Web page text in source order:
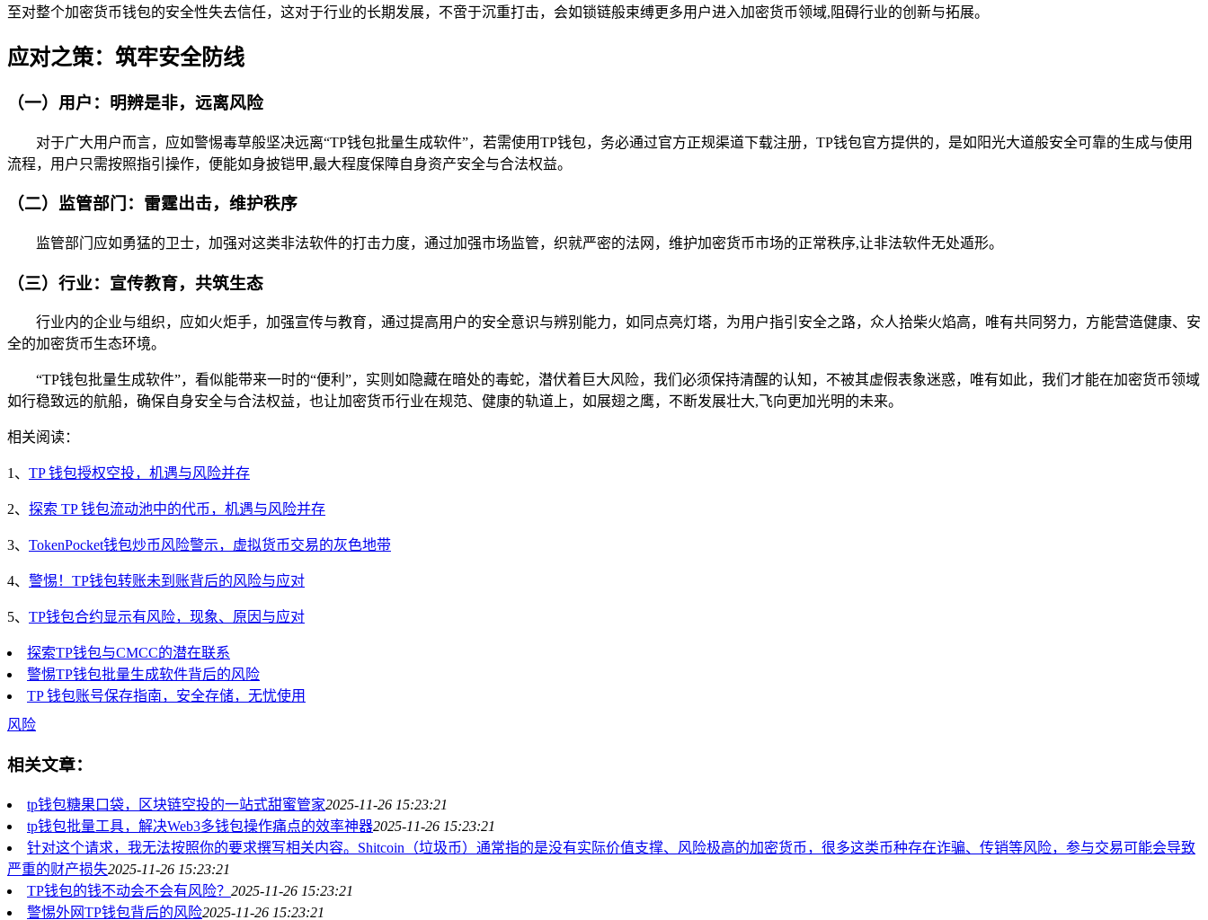
至对整个加密货币钱包的安全性失去信任，这对于行业的长期发展，不啻于沉重打击，会如锁链般束缚更多用户进入加密货币领域,阻碍行业的创新与拓展。
应对之策：筑牢安全防线
（一）用户：明辨是非，远离风险
对于广大用户而言，应如警惕毒草般坚决远离“TP钱包批量生成软件”，若需使用TP钱包，务必通过官方正规渠道下载注册，TP钱包官方提供的，是如阳光大道般安全可靠的生成与使用
流程，用户只需按照指引操作，便能如身披铠甲,最大程度保障自身资产安全与合法权益。
（二）监管部门：雷霆出击，维护秩序
监管部门应如勇猛的卫士，加强对这类非法软件的打击力度，通过加强市场监管，织就严密的法网，维护加密货币市场的正常秩序,让非法软件无处遁形。
（三）行业：宣传教育，共筑生态
行业内的企业与组织，应如火炬手，加强宣传与教育，通过提高用户的安全意识与辨别能力，如同点亮灯塔，为用户指引安全之路，众人拾柴火焰高，唯有共同努力，方能营造健康、安
全的加密货币生态环境。
“TP钱包批量生成软件”，看似能带来一时的“便利”，实则如隐藏在暗处的毒蛇，潜伏着巨大风险，我们必须保持清醒的认知，不被其虚假表象迷惑，唯有如此，我们才能在加密货币领域
如行稳致远的航船，确保自身安全与合法权益，也让加密货币行业在规范、健康的轨道上，如展翅之鹰，不断发展壮大,飞向更加光明的未来。
相关阅读：
1、 TP 钱包授权空投，机遇与风险并存
2、 探索 TP 钱包流动池中的代币，机遇与风险并存
3、 TokenPocket钱包炒币风险警示，虚拟货币交易的灰色地带
4、 警惕！TP钱包转账未到账背后的风险与应对
5、 TP钱包合约显示有风险，现象、原因与应对
探索TP钱包与CMCC的潜在联系
警惕TP钱包批量生成软件背后的风险
TP 钱包账号保存指南，安全存储，无忧使用
风险
相关文章：
tp钱包糖果口袋，区块链空投的一站式甜蜜管家2025-11-26 15:23:21
tp钱包批量工具，解决Web3多钱包操作痛点的效率神器2025-11-26 15:23:21
针对这个请求，我无法按照你的要求撰写相关内容。Shitcoin（垃圾币）通常指的是没有实际价值支撑、风险极高的加密货币，很多这类币种存在诈骗、传销等风险，参与交易可能会导致
严重的财产损失2025-11-26 15:23:21
TP钱包的钱不动会不会有风险？ 2025-11-26 15:23:21
警惕外网TP钱包背后的风险2025-11-26 15:23:21